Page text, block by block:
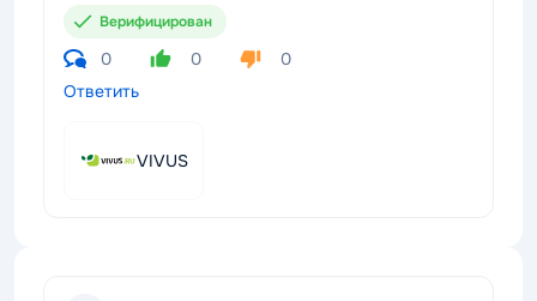
Верифицирован
0 0
0
Ответить
VIVUS